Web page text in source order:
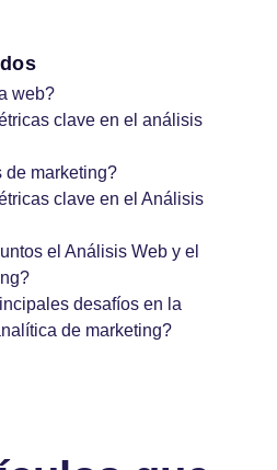
web?
clave en el análisis
de marketing?
clave en el Análisis
el Análisis Web y el
desafíos en la
de marketing?